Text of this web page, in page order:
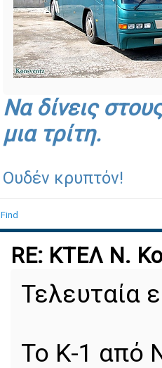
Να δίνεις
μια τρίτη.
Ουδέν κρυπτόν!
Find
RE: ΚΤΕΛ Ν.
Τελευταία
Το Κ-1 από